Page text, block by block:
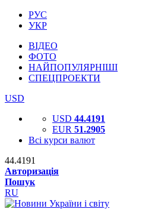
РУС
УКР
ВІДЕО
ФОТО
НАЙПОПУЛЯРНІШІ
СПЕЦПРОЕКТИ
USD
USD 44.4191
EUR 51.2905
Всі курси валют
44.4191
Авторизація
Пошук
RU